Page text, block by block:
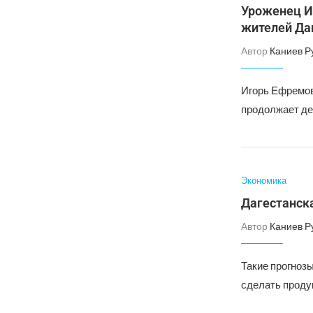
Уроженец
жителей
Автор Каниев
Игорь
продолжает
Экономика
Автор Каниев
Такие
сделать